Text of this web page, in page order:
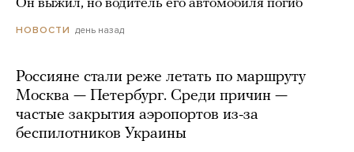
Он выжил, но водитель его автомобиля погиб
НОВОСТИ день назад
Россияне стали реже летать по маршруту
Москва — Петербург. Среди причин —
частые закрытия аэропортов из-за
беспилотников Украины